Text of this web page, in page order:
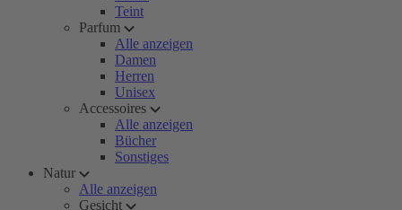
Teint
Parfum
Alle anzeigen
Damen
Herren
Unisex
Accessoires
Alle anzeigen
Bücher
Sonstiges
Natur
Alle anzeigen
Gesicht